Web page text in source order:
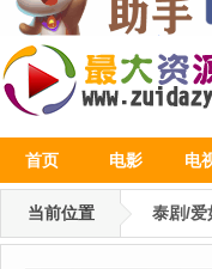
首页 电影 电
当前位置 泰剧/爱